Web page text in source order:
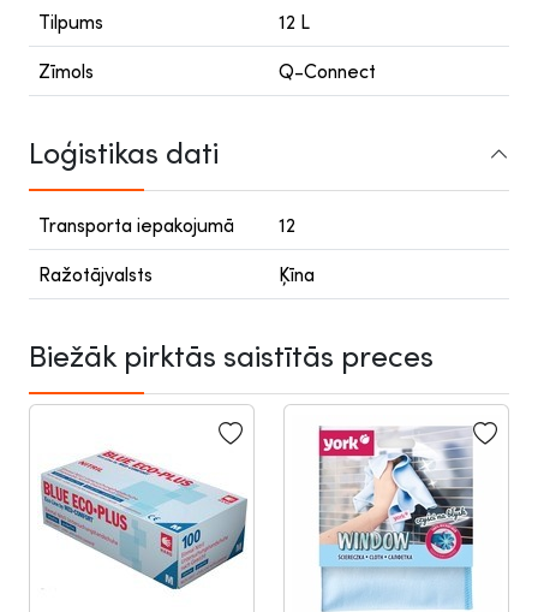
Tilpums 12 L
Zīmols Q-Connect
Loģistikas dati
Transporta iepakojumā 12
Ražotājvalsts Ķīna
Biežāk pirktās saistītās preces